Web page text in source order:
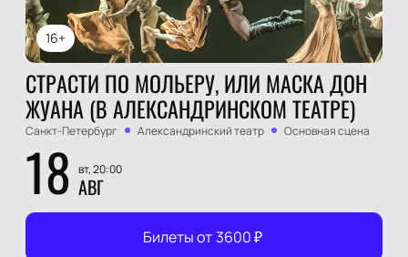
16+
СТРАСТИ ПО МОЛЬЕРУ, ИЛИ МАСКА ДОН
ЖУАНА (В АЛЕКСАНДРИНСКОМ ТЕАТРЕ)
Санкт-Петербург Александринский театр Основная сцена
18 вт, 20:00
АВГ
Билеты от 3600₽